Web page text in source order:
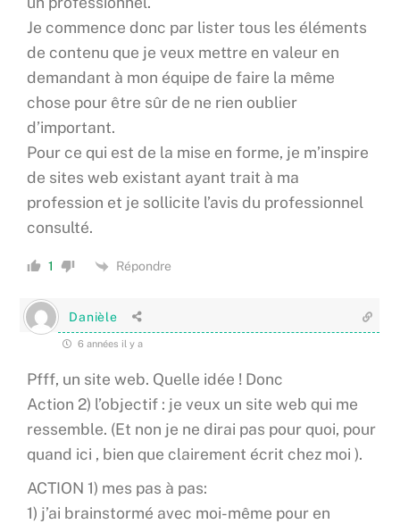
Je commence donc par lister tous les éléments
de contenu que je veux mettre en valeur en
demandant à mon équipe de faire la même
chose pour être sûr de ne rien oublier
d’important.
Pour ce qui est de la mise en forme, je m’inspire
de sites web existant ayant trait à ma
profession et je sollicite l’avis du professionnel
consulté.
1 Répondre
Danièle
6 années il y a
Pfff, un site web. Quelle idée ! Donc
Action 2) l’objectif : je veux un site web qui me
ressemble. (Et non je ne dirai pas pour quoi, pour
quand ici , bien que clairement écrit chez moi ).
ACTION 1) mes pas à pas:
1) j’ai brainstormé avec moi-même pour en